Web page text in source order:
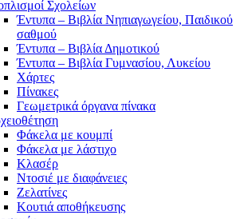
Σχολείων
Έντυπα – Βιβλία Νηπιαγωγείου, Παιδικού
σαθμού
Έντυπα – Βιβλία Δημοτικού
Έντυπα – Βιβλία Γυμνασίου, Λυκείου
Χάρτες
Πίνακες
Γεωμετρικά όργανα πίνακα
Φάκελα με κουμπί
Φάκελα με λάστιχο
Κλασέρ
Ντοσιέ με διαφάνειες
Ζελατίνες
Κουτιά αποθήκευσης